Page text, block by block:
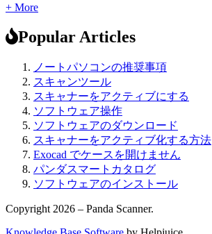
+ More
Popular Articles
ノートパソコンの推奨事項
スキャンツール
スキャナーをアクティブにする
ソフトウェア操作
ソフトウェアのダウンロード
スキャナーをアクティブ化する方法
Exocad でケースを開けません
パンダスマートカタログ
ソフトウェアのインストール
Copyright 2026 – Panda Scanner.